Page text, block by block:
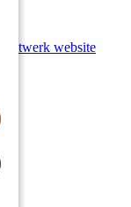
Maatwerk website